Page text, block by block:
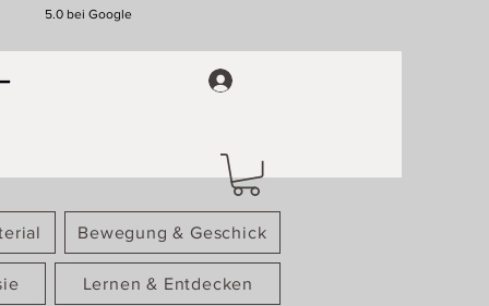
5.0 bei Google
Bewegung & Geschick
Lernen & Entdecken